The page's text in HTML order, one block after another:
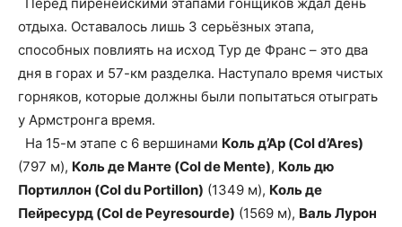
отдыха. Оставалось лишь 3 серьёзных этапа,
способных повлиять на исход Тур де Франс – это два
дня в горах и 57-км разделка. Наступало время чистых
горняков, которые должны были попытаться отыграть
у Армстронга время.
На 15-м этапе с 6 вершинами Коль д’Ар (Col d’Ares)
(797 м), Коль де Манте (Col de Mente), Коль дю
Портиллон (Col du Portillon) (1349 м), Коль де
Пейреcурд (Col de Peyresourde) (1569 м), Валь Лурон